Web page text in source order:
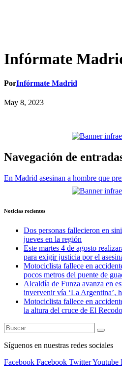
Infórmate
PorInfórmate Madrid
May 8, 2023
Navegación de
En Madrid asesinan a hombre que
Noticias recientes
Dos personas fallecieron en
jueves en la región
Este martes 4 de agosto
para exigir justicia por el
Motociclista fallece en
pocos metros del puente de
Alcaldía de Funza avanza en
invervenir vía ‘La Argentina’,
Motociclista fallece en
la altura del cruce de El Recodo
Síguenos en nuestras redes sociales
Facebook Facebook TwitterYoutube